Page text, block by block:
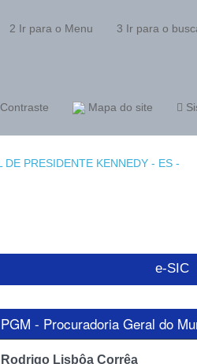
2 Ir para o Menu 3 Ir para o
Contraste Mapa do site
e-SIC
PGM - Procuradoria Geral do
Rodrigo Lisbôa Corrêa